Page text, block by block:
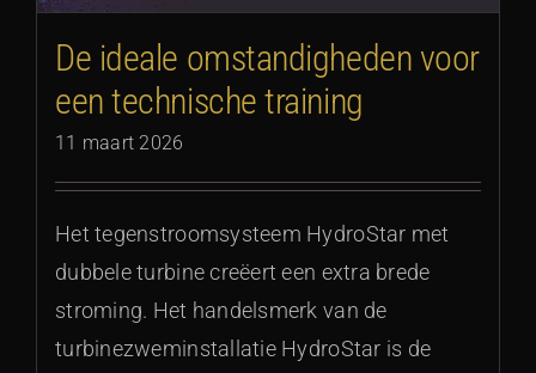
De ideale omstandigheden voor
een technische training
11 maart 2026
Het tegenstroomsysteem HydroStar met
dubbele turbine creëert een extra brede
stroming. Het handelsmerk van de
turbinezweminstallatie HydroStar is de